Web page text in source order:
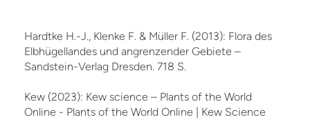
Hardtke H.-J., Klenke F. & Müller F. (2013): Flora des
Elbhügellandes und angrenzender Gebiete –
Sandstein-Verlag Dresden. 718 S.
Kew (2023): Kew science – Plants of the World
Online - Plants of the World Online | Kew Science